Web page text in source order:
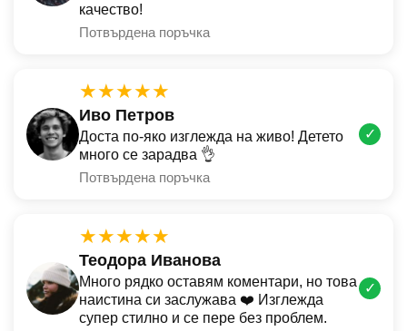
качество!
Потвърдена поръчка
★★★★★
Иво Петров
Доста по-яко изглежда на живо! Детето
много се зарадва 👌
Потвърдена поръчка
✓
★★★★★
Теодора Иванова
Много рядко оставям коментари, но това
наистина си заслужава ❤️ Изглежда
супер стилно и се пере без проблем.
✓